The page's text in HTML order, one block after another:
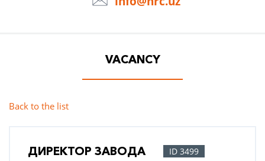
VACANCY
Back to the list
ДИРЕКТОР ЗАВОДА
ID 3499